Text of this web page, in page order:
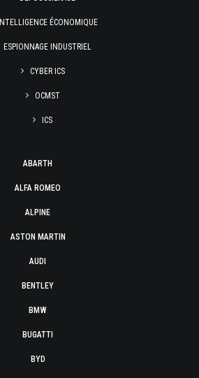
INTELLIGENCE ÉCONOMIQUE
ESPIONNAGE INDUSTRIEL
CYBER ICS
OCMST
ICS
ABARTH
ALFA ROMEO
ALPINE
ASTON MARTIN
AUDI
BENTLEY
BMW
BUGATTI
BYD